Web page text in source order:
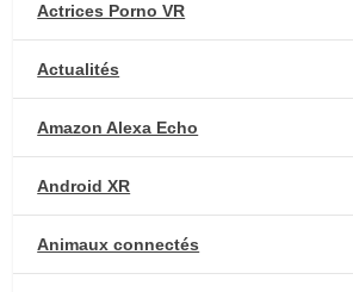
Actrices Porno VR
Actualités
Amazon Alexa Echo
Android XR
Animaux connectés